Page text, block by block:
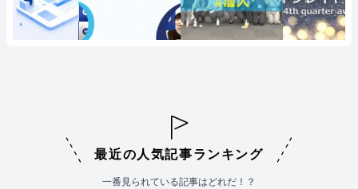
最近の人気記事ランキング
一番見られている記事はどれだ！？